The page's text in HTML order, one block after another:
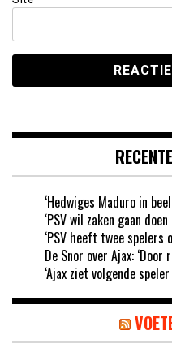
‘Hedwiges Maduro in
‘PSV wil zaken gaan
‘PSV heeft twee spelers
De Snor over Ajax:
‘Ajax ziet volgende